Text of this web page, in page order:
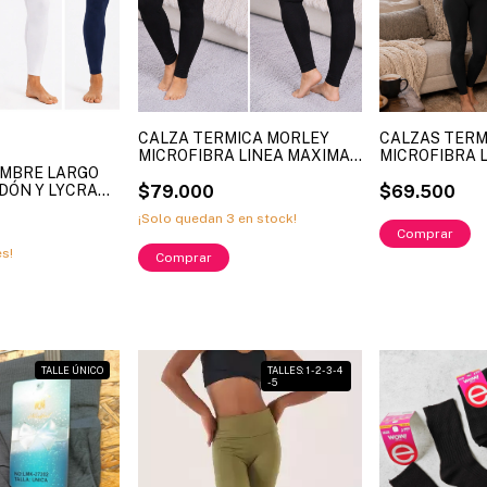
LARGO
Y LYCRA
CALZA TERMICA MORLEY
MICROFIBRA LINEA MAXIMA
DISPONIBLES M - L - XL - XXL
$79.000
¡Solo quedan 3 en stock!
Comprar
CALZAS
MICROFIBRA
$69.500
Comprar
TALLE ÚNICO
TALLES: 1 - 2 - 3 - 4
- 5